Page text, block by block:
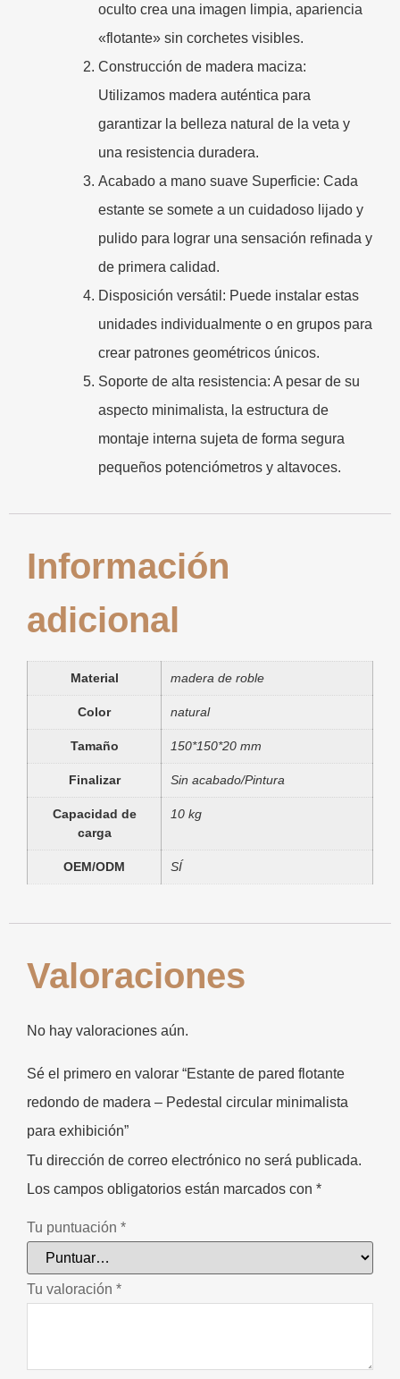
oculto crea una imagen limpia, apariencia
«flotante» sin corchetes visibles.
Construcción de madera maciza:
Utilizamos madera auténtica para
garantizar la belleza natural de la veta y
una resistencia duradera.
Acabado a mano suave Superficie: Cada
estante se somete a un cuidadoso lijado y
pulido para lograr una sensación refinada y
de primera calidad.
Disposición versátil: Puede instalar estas
unidades individualmente o en grupos para
crear patrones geométricos únicos.
Soporte de alta resistencia: A pesar de su
aspecto minimalista, la estructura de
montaje interna sujeta de forma segura
pequeños potenciómetros y altavoces.
Información
adicional
Material madera de roble
Color natural
Tamaño 150*150*20 mm
Finalizar Sin acabado/Pintura
Capacidad de
carga
10 kg
OEM/ODM SÍ
Valoraciones
No hay valoraciones aún.
Sé el primero en valorar “Estante de pared flotante
redondo de madera – Pedestal circular minimalista
para exhibición”
Tu dirección de correo electrónico no será publicada.
Los campos obligatorios están marcados con *
Tu puntuación *
Tu valoración *